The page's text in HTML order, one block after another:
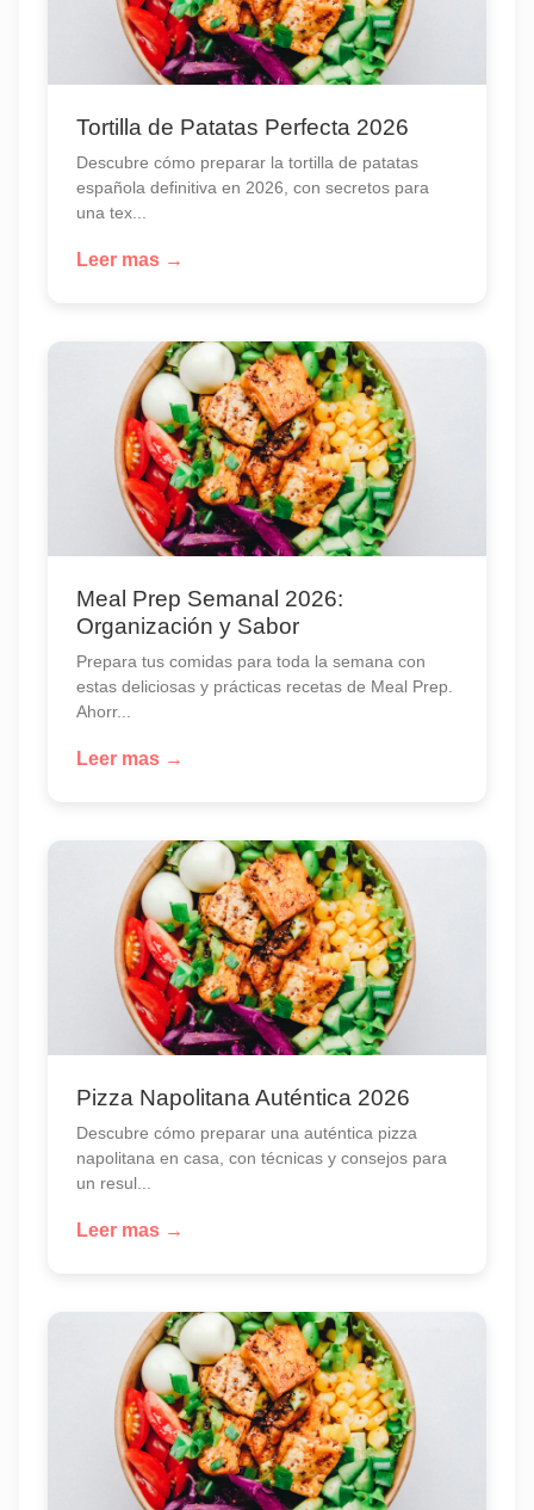
Tortilla de Patatas Perfecta 2026
Descubre cómo preparar la tortilla de patatas
española definitiva en 2026, con secretos para
una tex...
Leer mas →
Meal Prep Semanal 2026:
Organización y Sabor
Prepara tus comidas para toda la semana con
estas deliciosas y prácticas recetas de Meal Prep.
Ahorr...
Leer mas →
Pizza Napolitana Auténtica 2026
Descubre cómo preparar una auténtica pizza
napolitana en casa, con técnicas y consejos para
un resul...
Leer mas →